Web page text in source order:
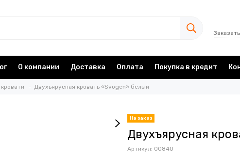
О компании Доставка Оплата Покупка в кредит
Двухъярусная кровать «Svogen» белый
Двухъярусная
Артикул: 00840